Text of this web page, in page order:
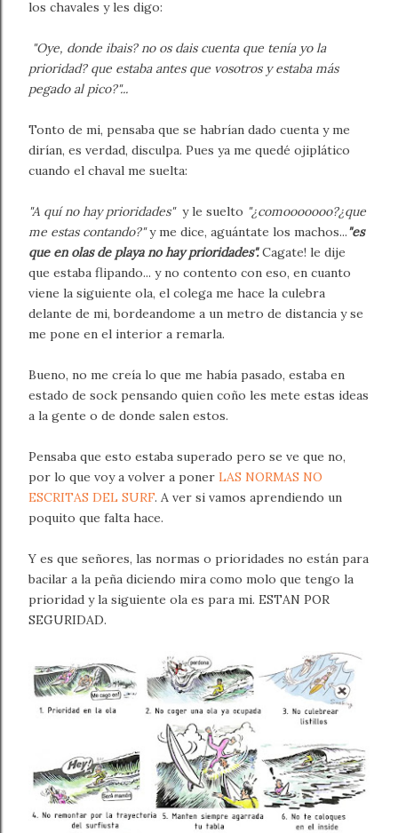
los chavales y les digo:
"Oye, donde ibais? no os dais cuenta que tenía yo la
prioridad? que estaba antes que vosotros y estaba más
pegado al pico?"...
Tonto de mi, pensaba que se habrían dado cuenta y me
dirían, es verdad, disculpa. Pues ya me quedé ojiplático
cuando el chaval me suelta:
"A quí no hay prioridades"y le suelto "¿comooooooo?¿que
me estas contando?"y me dice, aguántate los machos..."es
que en olas de playa no hay prioridades".Cagate! le dije
que estaba flipando... y no contento con eso, en cuanto
viene la siguiente ola, el colega me hace la culebra
delante de mi, bordeandome a un metro de distancia y se
me pone en el interior a remarla.
Bueno, no me creía lo que me había pasado, estaba en
estado de sock pensando quien coño les mete estas ideas
a la gente o de donde salen estos.
Pensaba que esto estaba superado pero se ve que no,
por lo que voy a volver a poner LAS NORMAS NO
ESCRITAS DEL SURF. A ver si vamos aprendiendo un
poquito que falta hace.
Y es que señores, las normas o prioridades no están para
bacilar a la peña diciendo mira como molo que tengo la
prioridad y la siguiente ola es para mi. ESTAN POR
SEGURIDAD.